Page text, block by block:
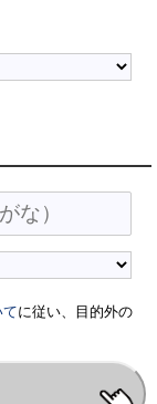
に従い、目的外の